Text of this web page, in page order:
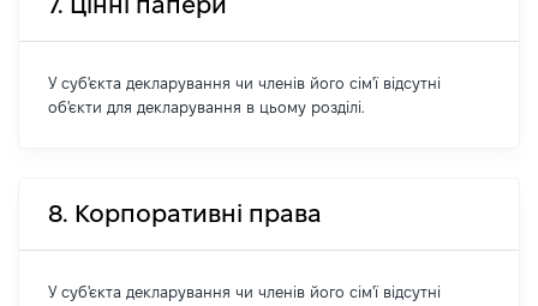
У суб'єкта декларування чи членів його сім'ї відсутні
об'єкти для декларування в цьому розділі.
8. Корпоративні права
У суб'єкта декларування чи членів його сім'ї відсутні